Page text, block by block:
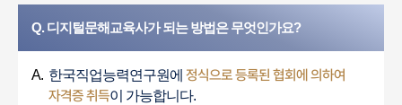
Q. 디지털문해교육사가 되는 방법은 무엇인가요?
A. 한국직업능력연구원에 정식으로 등록된 협회에 의하여
자격증 취득이 가능합니다.